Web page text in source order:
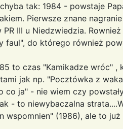
tak: 1984 - powstaje
Pierwsze znane
PR III u Niedzwiedzia.
faul", do którego również
to czas "Kamikadze wróc"
jak np. "Pocztówka z
co ja" - nie wiem czy
- to niewybaczalna
wspomnien" (1986), ale to